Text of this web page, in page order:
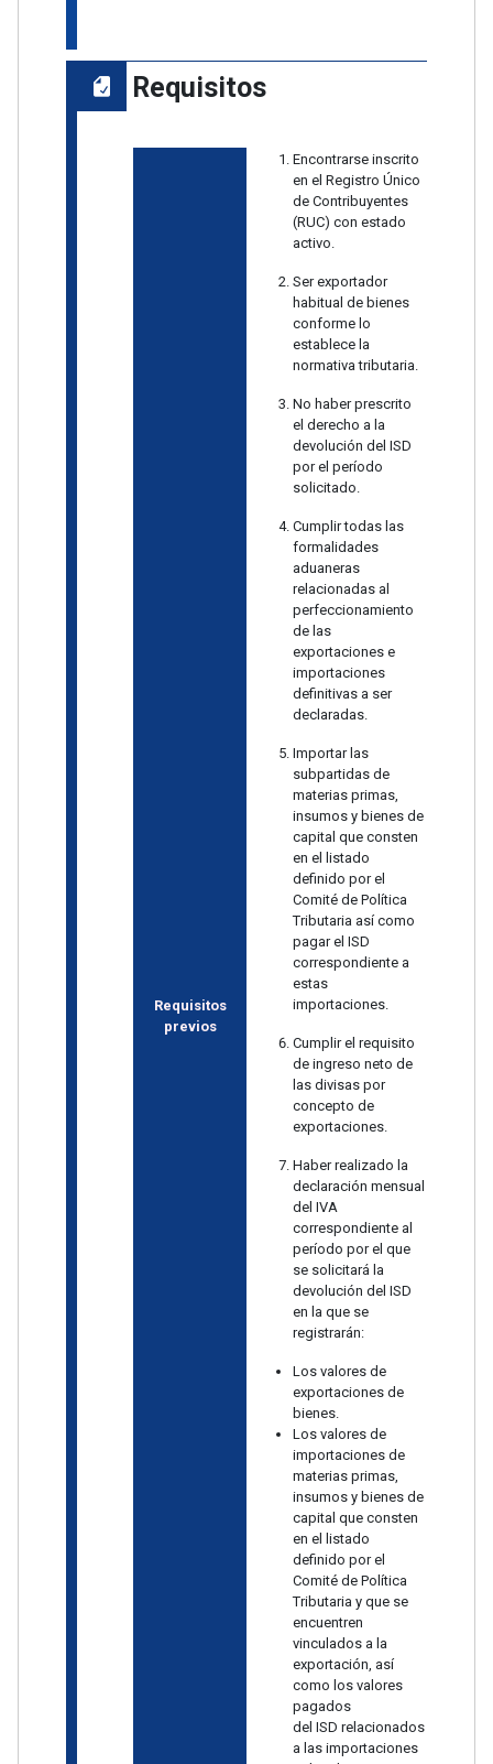
Requisitos
Requisitos
previos
Encontrarse inscrito
en el Registro Único
de Contribuyentes
(RUC) con estado
activo.
Ser exportador
habitual de bienes
conforme lo
establece la
normativa tributaria.
No haber prescrito
el derecho a la
devolución del ISD
por el período
solicitado.
Cumplir todas las
formalidades
aduaneras
relacionadas al
perfeccionamiento
de las
exportaciones e
importaciones
definitivas a ser
declaradas.
Importar las
subpartidas de
materias primas,
insumos y bienes de
capital que consten
en el listado
definido por el
Comité de Política
Tributaria así como
pagar el ISD
correspondiente a
estas
importaciones.
Cumplir el requisito
de ingreso neto de
las divisas por
concepto de
exportaciones.
Haber realizado la
declaración mensual
del IVA
correspondiente al
período por el que
se solicitará la
devolución del ISD
en la que se
registrarán:
Los valores de
exportaciones de
bienes.
Los valores de
importaciones de
materias primas,
insumos y bienes de
capital que consten
en el listado
definido por el
Comité de Política
Tributaria y que se
encuentren
vinculados a la
exportación, así
como los valores
pagados
del ISD relacionados
a las importaciones